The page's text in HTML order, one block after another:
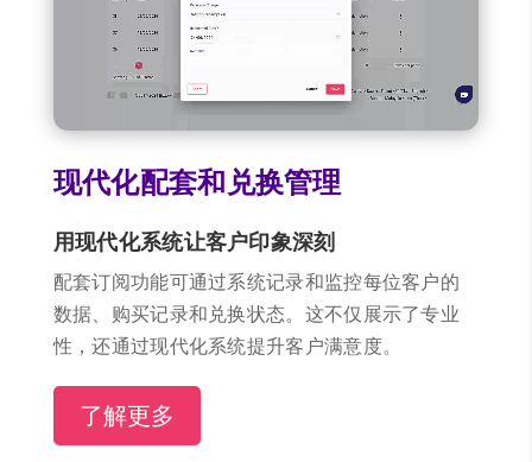
现代化配套和兑换管理
用现代化系统让客户印象深刻
配套订阅功能可通过系统记录和监控每位客户的
数据、购买记录和兑换状态。这不仅展示了专业
性，还通过现代化系统提升客户满意度。
了解更多